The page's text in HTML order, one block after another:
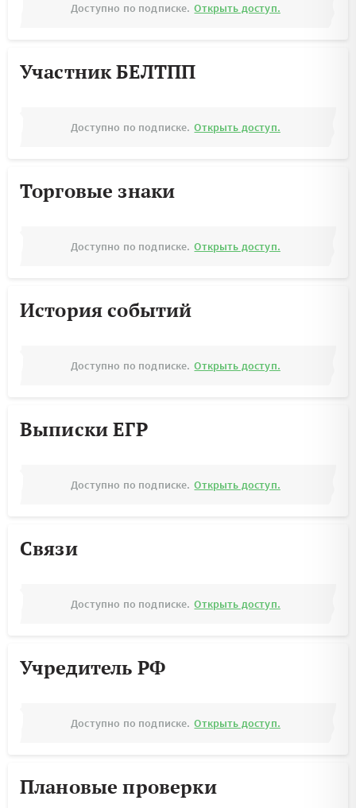
Доступно по подписке. Открыть доступ.
Участник БЕЛТПП
Доступно по подписке. Открыть доступ.
Торговые знаки
Доступно по подписке. Открыть доступ.
История событий
Доступно по подписке. Открыть доступ.
Выписки ЕГР
Доступно по подписке. Открыть доступ.
Связи
Доступно по подписке. Открыть доступ.
Учредитель РФ
Доступно по подписке. Открыть доступ.
Плановые проверки